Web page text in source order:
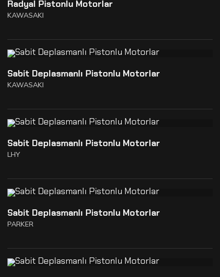
Radyal Pistonlu Motorlar
KAWASAKI
Sabit Deplasmanlı Pistonlu Motorlar
KAWASAKI
Sabit Deplasmanlı Pistonlu Motorlar
LHY
Sabit Deplasmanlı Pistonlu Motorlar
PARKER